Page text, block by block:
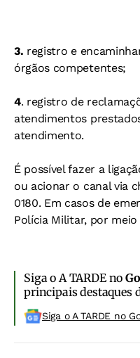
3. registro e
órgãos competentes;
4. registro de
atendimentos
atendimento.
É possível fazer a
ou acionar o canal via
0180. Em casos de
Polícia Militar, por meio
Siga o A TARDE no
principais destaques
Siga o A TARDE no